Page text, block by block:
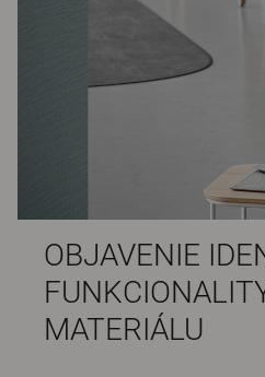
OBJAVENIE
MATERIÁLU